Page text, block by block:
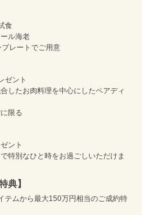
食
ル海老
レートでご用意
ゼント
したお肉料理を中心にしたペアディ
限る
ント
特別なひと時をお過ごしいただけま
典】
テムから最大150万円相当のご成約特